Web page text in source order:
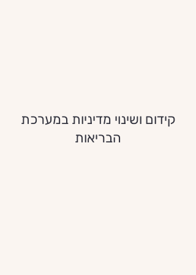
קידום ושינוי מדיניות במערכת
הבריאות